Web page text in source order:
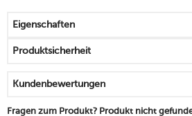
Molybdän-Vanadium-Stahl
für eine langanhaltende Schärfe
dreifach vernieteter Messergriff
fugenlos montierten
Eigenschaften
Produktsicherheit
Kundenbewertungen
Fragen zum Produkt? Produkt nicht